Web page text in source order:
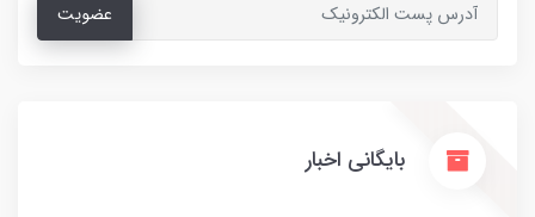
عضویت
بایگانی اخبار